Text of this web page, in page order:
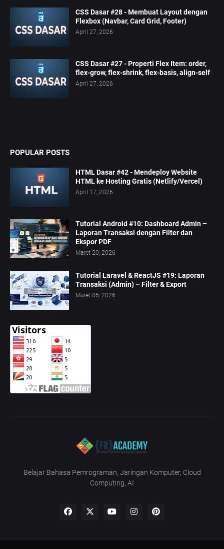
CSS Dasar #28 - Membuat Layout dengan
Flexbox (Navbar, Card Grid, Footer)
April 27, 2026
CSS Dasar #27 - Properti Flex Item: order,
flex-grow, flex-shrink, flex-basis, align-self
April 27, 2026
POPULAR POSTS
HTML Dasar #42 - Mendeploy Website
HTML ke Hosting Gratis (Netlify/Vercel)
April 17, 2026
Tutorial Android #10: Dashboard Admin –
Laporan Transaksi dengan Filter dan
Ekspor PDF
Maret 20, 2026
Tutorial Laravel & ReactJS #19: Laporan
Transaksi (Admin) – Filter & Export
Maret 06, 2026
Belajar Bahasa Pemrograman, Jaringan Komputer, Cloud
Computing, AI